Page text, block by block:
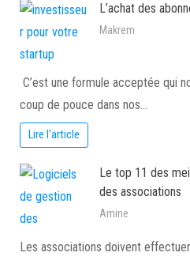
L’achat des
Makrem
C’est une formule acceptée qui
coup de pouce dans nos…
Lire l'article
Le top 11 des
des associations
Amine
Les associations doivent